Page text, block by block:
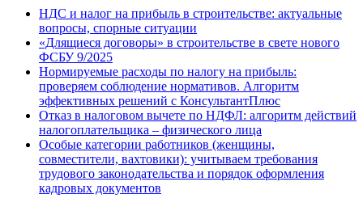
НДС и налог на прибыль в строительстве: актуальные
вопросы, спорные ситуации
«Длящиеся договоры» в строительстве в свете нового
ФСБУ 9/2025
Нормируемые расходы по налогу на прибыль:
проверяем соблюдение нормативов. Алгоритм
эффективных решений с КонсультантПлюс
Отказ в налоговом вычете по НДФЛ: алгоритм действий
налогоплательщика – физического лица
Особые категории работников (женщины,
совместители, вахтовики): учитываем требования
трудового законодательства и порядок оформления
кадровых документов